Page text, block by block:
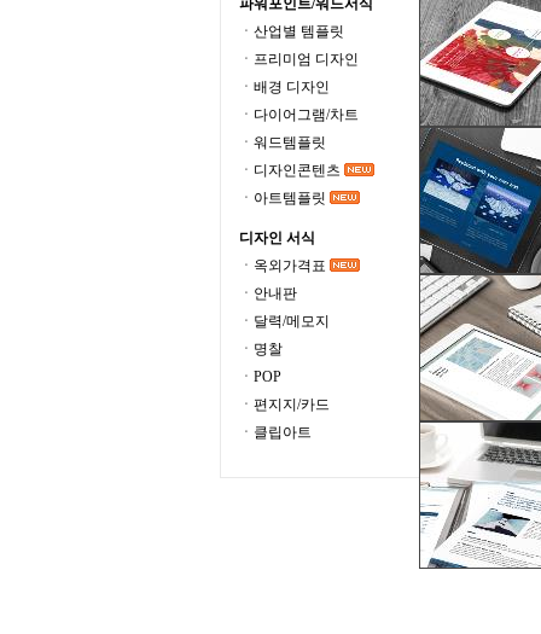
파워포인트/워드서식
ㆍ산업별 템플릿
ㆍ프리미엄 디자인
ㆍ배경 디자인
ㆍ다이어그램/차트
ㆍ워드템플릿
ㆍ디자인콘텐츠
ㆍ아트템플릿
디자인 서식
ㆍ옥외가격표
ㆍ안내판
ㆍ달력/메모지
ㆍ명찰
ㆍPOP
ㆍ편지지/카드
ㆍ클립아트